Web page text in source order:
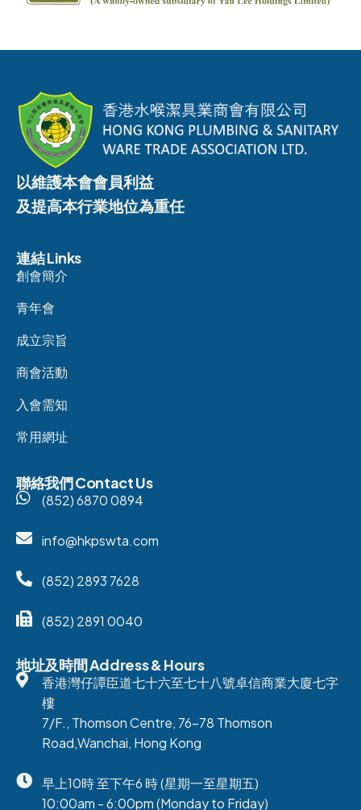
以維護本會會員利益
及提高本行業地位為重任
連結 Links
創會簡介
青年會
成立宗旨
商會活動
入會需知
常用網址
聯絡我們 Contact Us
(852) 6870 0894
info@hkpswta.com
(852) 2893 7628
(852) 2891 0040
地址及時間 Address & Hours
香港灣仔譚臣道七十六至七十八號卓信商業大廈七字
樓
7/F., Thomson Centre, 76-78 Thomson
Road,Wanchai, Hong Kong
早上10時 至下午6 時 (星期一至星期五)
10:00am - 6:00pm (Monday to Friday)